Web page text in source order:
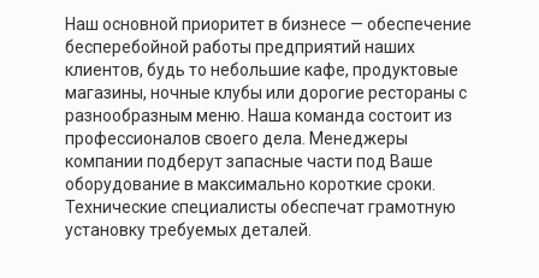
Наш основной приоритет в бизнесе — обеспечение
бесперебойной работы предприятий наших
клиентов, будь то небольшие кафе, продуктовые
магазины, ночные клубы или дорогие рестораны с
разнообразным меню. Наша команда состоит из
профессионалов своего дела. Менеджеры
компании подберут запасные части под Ваше
оборудование в максимально короткие сроки.
Технические специалисты обеспечат грамотную
установку требуемых деталей.